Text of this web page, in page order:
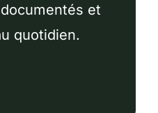
et
quotidien.